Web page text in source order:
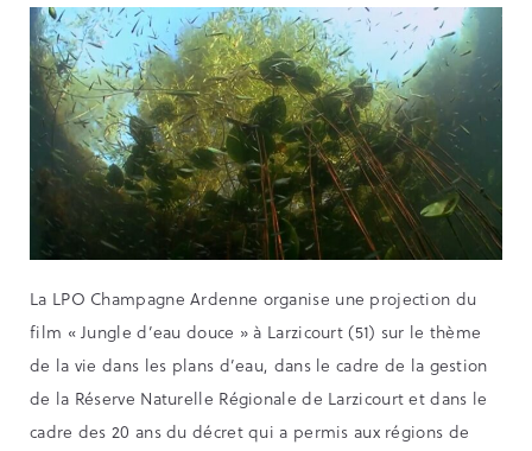
La LPO Champagne Ardenne organise une projection du
film « Jungle d’eau douce » à Larzicourt (51) sur le thème
de la vie dans les plans d’eau, dans le cadre de la gestion
de la Réserve Naturelle Régionale de Larzicourt et dans le
cadre des 20 ans du décret qui a permis aux régions de